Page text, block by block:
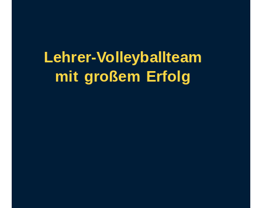
Lehrer-Volleyballteam
mit großem Erfolg